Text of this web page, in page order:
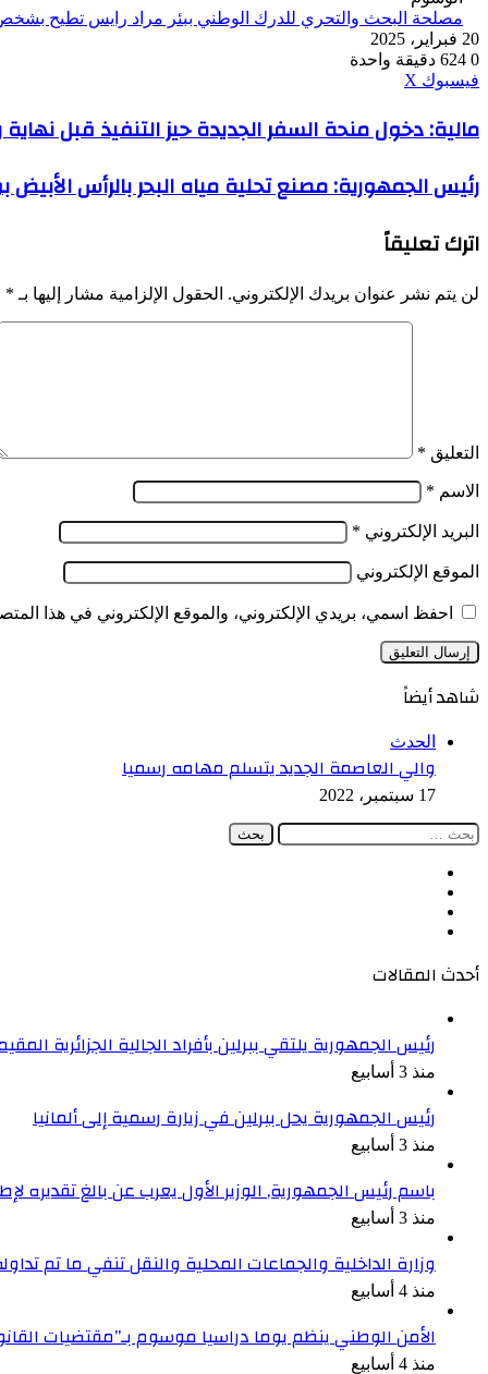
مصلحة البحث والتحري للدرك الوطني ببئر مراد رايس تطيح
20 فبراير، 2025
0
دقيقة واحدة
فيسبوك ‫X
مالية:
دخول
السفر
الجديدة
التنفيذ
نهاية
رمضان
مالية: دخول منحة السفر الجديدة حيز التنفيذ قبل
رئيس
الجمهورية:
تحلية
مياه
بالرأس
الفولاذية
للجزائر
المنتصرة
رئيس الجمهورية: مصنع تحلية مياه البحر بالرأس الأبيض
اترك تعليقاً
لن يتم نشر عنوان بريدك الإلكتروني. الحقول الإلزامية مشار إليها بـ *
التعليق *
الاسم *
البريد الإلكتروني *
الموقع الإلكتروني
احفظ اسمي، بريدي الإلكتروني، والموقع الإلكتروني في هذا
شاهد أيضاً
الحدث
والي العاصمة الجديد يتسلم مهامه رسميا
17 سبتمبر، 2022
البحث
أحدث المقالات
رئيس الجمهورية يلتقي ببرلين بأفراد الجالية الجزائرية
منذ 3 أسابيع
رئيس الجمهورية يحل ببرلين في زيارة رسمية إلى ألمانيا
منذ 3 أسابيع
باسم رئيس الجمهورية, الوزير الأول يعرب عن بالغ تقديره
منذ 3 أسابيع
وزارة الداخلية والجماعات المحلية والنقل تنفي ما تم
منذ 4 أسابيع
الأمن الوطني ينظم يوما دراسيا موسوم بـ”مقتضيات
منذ 4 أسابيع